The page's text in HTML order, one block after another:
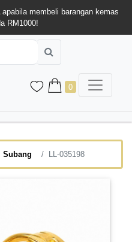
membeli barangan kemas
RM1000!
0
Subang LL-035198